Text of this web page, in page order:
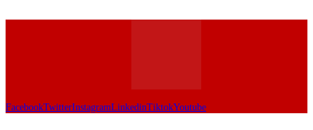
FacebookTwitterInstagramLinkedinTiktokYoutube